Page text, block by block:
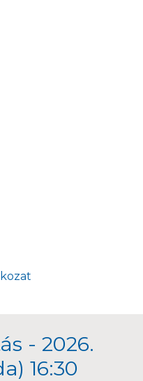
- 2026.
16:30